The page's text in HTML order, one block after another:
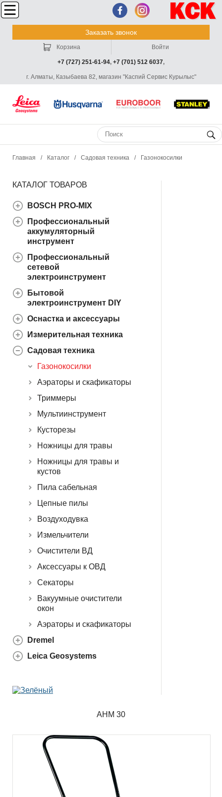
Заказать звонок
+7 (727) 251-61-94, +7 (701) 512 6037,
г. Алматы, Казыбаева 82, магазин "Каспий Сервис Курылыс"
Корзина Войти
Главная / Каталог / Садовая техника / Газонокосилки
КАТАЛОГ ТОВАРОВ
BOSCH PRO-MIX
Профессиональный
аккумуляторный
инструмент
Профессиональный
сетевой
электроинструмент
Бытовой
электроинструмент DIY
Оснастка и аксессуары
Измерительная техника
Садовая техника
Газонокосилки
Аэраторы и скафикаторы
Триммеры
Мультиинструмент
Кусторезы
Ножницы для травы
Ножницы для травы и
кустов
Пила сабельная
Цепные пилы
Воздуходувка
Измельчители
Очистители ВД
Аксессуары к ОВД
Секаторы
Вакуумные очистители
окон
Аэраторы и скафикаторы
Dremel
Leica Geosystems
AHM 30